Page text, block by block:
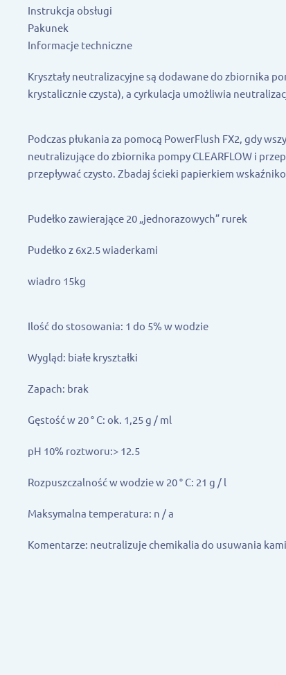
Instrukcja obsługi
Pakunek
Informacje techniczne
Kryształy neutralizacyjne są dodawane do zbiornika
krystalicznie czysta), a cyrkulacja umożliwia
Podczas płukania za pomocą PowerFlush FX2, gdy
neutralizujące do zbiornika pompy CLEARFLOW i
przepływać czysto. Zbadaj ścieki papierkiem
Pudełko zawierające 20 „jednorazowych” rurek
Pudełko z 6x2.5 wiaderkami
wiadro 15kg
Ilość do stosowania: 1 do 5% w wodzie
Wygląd: białe kryształki
Zapach: brak
Gęstość w 20 ° C: ok. 1,25 g / ml
pH 10% roztworu:> 12.5
Rozpuszczalność w wodzie w 20 ° C: 21 g / l
Maksymalna temperatura: n / a
Komentarze: neutralizuje chemikalia do usuwania